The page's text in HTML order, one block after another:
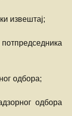
извештај;
одбора;
одбора